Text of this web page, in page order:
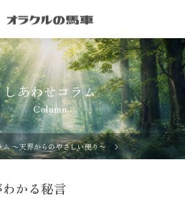
しあわせコラム
Column
ム 〜天界からのやさしい便り〜 天の声をたずさ
かる秘言